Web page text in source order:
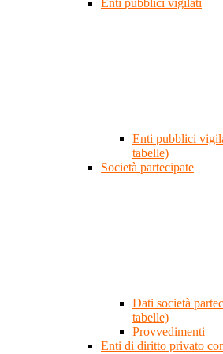
Enti pubblici vigilati
Enti pubblici
tabelle)
Società partecipate
Dati società
tabelle)
Provvedimenti
Enti di diritto privato